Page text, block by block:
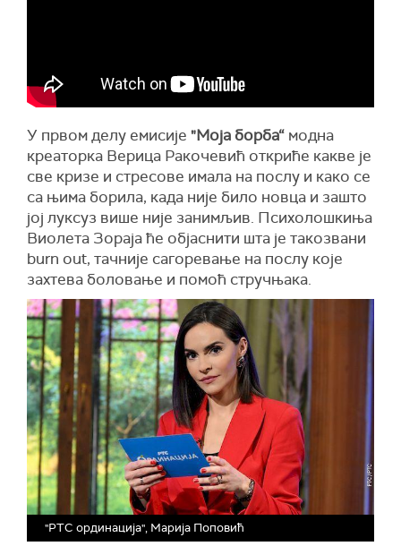
У првом делу емисије "Моја борба“ модна
креаторка Верица Ракочевић откриће какве је
све кризе и стресове имала на послу и како се
са њима борила, када није било новца и зашто
јој луксуз више није занимљив. Психолошкиња
Виолета Зораја ће објаснити шта је такозвани
burn out, тачније сагоревање на послу које
захтева боловање и помоћ стручњака.
"РТС ординација", Марија Поповић